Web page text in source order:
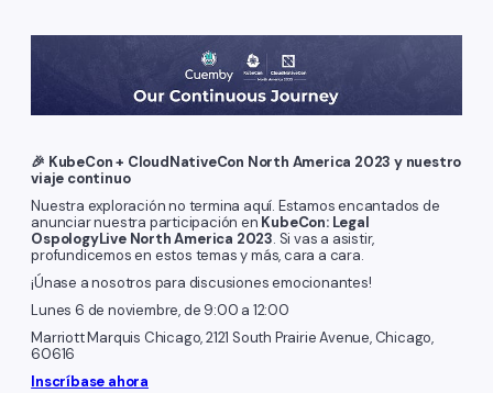
🎉 KubeCon + CloudNativeCon North America 2023 y nuestro
viaje continuo
Nuestra exploración no termina aquí. Estamos encantados de
anunciar nuestra participación en KubeCon: Legal
OspologyLive North America 2023. Si vas a asistir,
profundicemos en estos temas y más, cara a cara.
¡Únase a nosotros para discusiones emocionantes!
Lunes 6 de noviembre, de 9:00 a 12:00
Marriott Marquis Chicago, 2121 South Prairie Avenue, Chicago,
60616
Inscríbase ahora